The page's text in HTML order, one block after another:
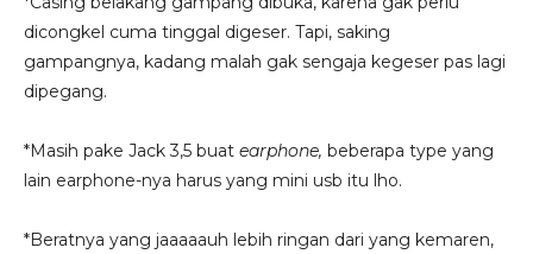
dicongkel cuma tinggal digeser. Tapi, saking
gampangnya, kadang malah gak sengaja kegeser pas lagi
dipegang.
*Masih pake Jack 3,5 buat earphone, beberapa type yang
lain earphone-nya harus yang mini usb itu lho.
*Beratnya yang jaaaaauh lebih ringan dari yang kemaren,